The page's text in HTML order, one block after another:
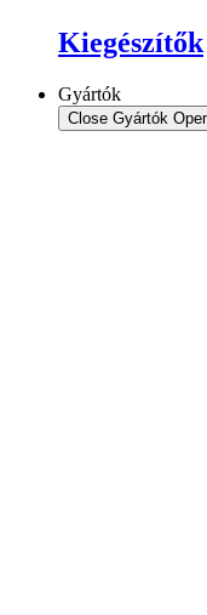
Kiegészítők
Gyártók
Close Gyártók